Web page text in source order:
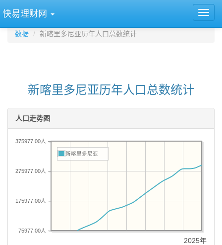
快易理财网
数据 新喀里多尼亚历年人口总数统计
新喀里多尼亚历年人口总数统计
人口走势图
75977.00人
175977.00人
275977.00人
375977.00人
新喀里多尼亚
2025年